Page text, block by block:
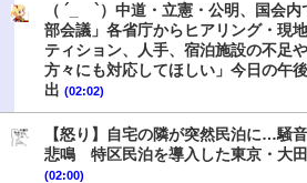
（ ´_ゝ`）中道・立憲・公明、国会
部会議」各省庁からヒアリング・現
ティション、人手、宿泊施設の不足
方々にも対応してほしい」今日の午
出 (02:02)
【怒り】自宅の隣が突然民泊に…騒
悲鳴 特区民泊を導入した東京・大
(02:00)